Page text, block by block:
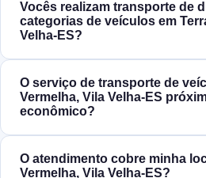
Vocês realizam transporte de
categorias de veículos em
Velha‑ES?
O serviço de transporte de
Vermelha, Vila Velha‑ES
econômico?
O atendimento cobre minha
Vermelha, Vila Velha‑ES?